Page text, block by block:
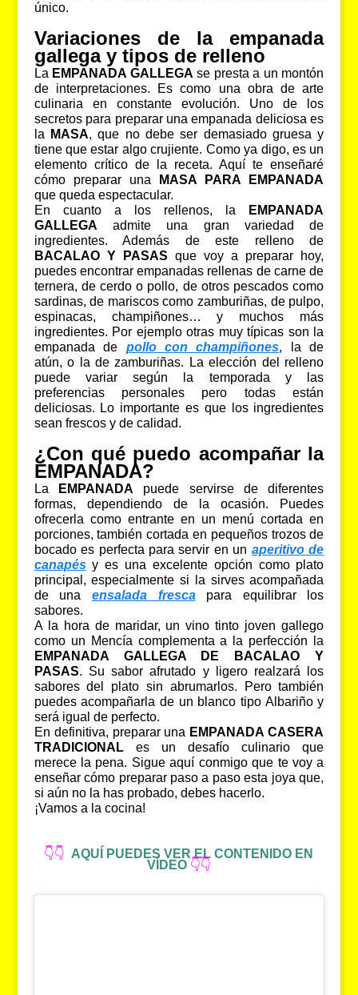
único.
Variaciones de la empanada
gallega y tipos de relleno
La EMPANADA GALLEGA se presta a un montón
de interpretaciones. Es como una obra de arte
culinaria en constante evolución. Uno de los
secretos para preparar una empanada deliciosa es
la
MASA, que no debe ser demasiado gruesa y
tiene que estar algo crujiente. Como ya digo, es un
elemento crítico de la receta. Aquí te enseñaré
cómo preparar una
MASA PARA EMPANADA
que queda espectacular.
En cuanto a los rellenos, la
EMPANADA
GALLEGA admite una gran variedad de
ingredientes. Además de este relleno de
BACALAO Y PASAS que voy a preparar hoy,
puedes encontrar empanadas rellenas de carne de
ternera, de cerdo o pollo, de otros pescados como
sardinas, de mariscos como zamburiñas, de pulpo,
espinacas, champiñones… y muchos más
ingredientes. Por ejemplo otras muy típicas son la
empanada de pollo con champiñones, la de
atún, o la de zamburiñas. La elección del relleno
puede variar según la temporada y las
preferencias personales pero todas están
deliciosas. Lo importante es que los ingredientes
sean frescos y de calidad.
¿Con qué puedo acompañar la
EMPANADA?
La EMPANADA puede servirse de diferentes
formas, dependiendo de la ocasión. Puedes
ofrecerla como entrante en un menú cortada en
porciones, también cortada en pequeños trozos de
bocado es perfecta para servir en un aperitivo de
canapésy es una excelente opción como plato
principal, especialmente si la sirves acompañada
de una ensalada frescapara equilibrar los
sabores.
A la hora de maridar, un vino tinto joven gallego
como un Mencía complementa a la perfección la
EMPANADA GALLEGA DE BACALAO Y
PASAS. Su sabor afrutado y ligero realzará los
sabores del plato sin abrumarlos. Pero también
puedes acompañarla de un blanco tipo Albariño y
será igual de perfecto.
En definitiva, preparar una EMPANADA CASERA
TRADICIONALes un desafío culinario que
merece la pena. Sigue aquí conmigo que te voy a
enseñar cómo preparar paso a paso esta joya que,
si aún no la has probado, debes hacerlo.
¡Vamos a la cocina!
👇👇 AQUÍ PUEDES VER EL CONTENIDO EN
VÍDEO👇👇